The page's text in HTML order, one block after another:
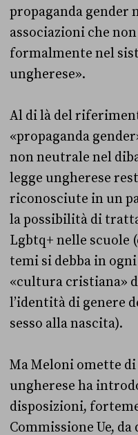
propaganda gender
associazioni che
formalmente nel
ungherese».
Al di là del
«propaganda
non neutrale nel
legge ungherese
riconosciute in un
la possibilità di
Lgbtq+ nelle scuole
temi si debba in
«cultura cristiana»
l’identità di genere
sesso alla nascita).
Ma Meloni omette
ungherese ha
disposizioni,
Commissione Ue,